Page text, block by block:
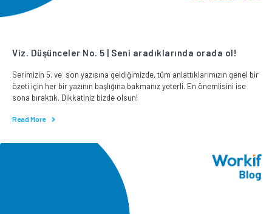
Viz. Düşünceler No. 5 | Seni aradıklarında orada ol!
Serimizin 5. ve son yazısına geldiğimizde, tüm anlattıklarımızın genel bir
özeti için her bir yazının başlığına bakmanız yeterli. En önemlisini ise
sona bıraktık. Dikkatiniz bizde olsun!
Read More